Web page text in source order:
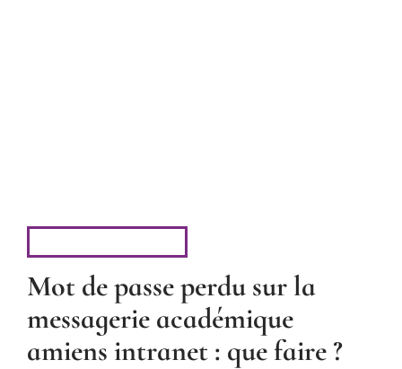
Mot de passe perdu sur la
messagerie académique
amiens intranet : que faire ?